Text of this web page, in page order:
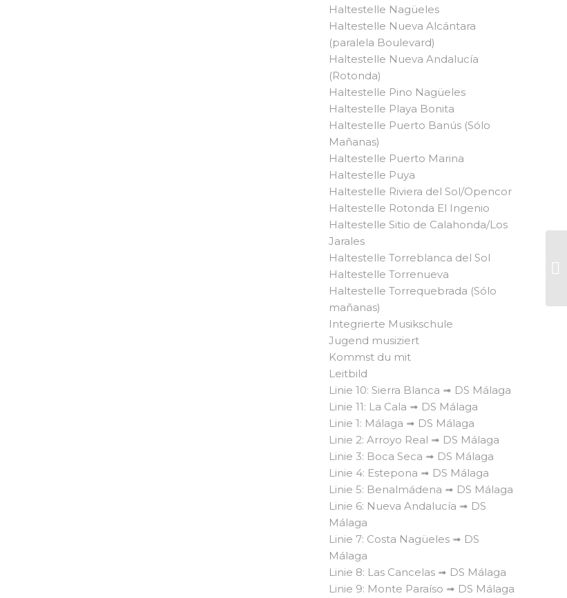
Haltestelle Nagüeles
Haltestelle Nueva Alcántara
(paralela Boulevard)
Haltestelle Nueva Andalucía
(Rotonda)
Haltestelle Pino Nagüeles
Haltestelle Playa Bonita
Haltestelle Puerto Banús (Sólo
Mañanas)
Haltestelle Puerto Marina
Haltestelle Puya
Haltestelle Riviera del Sol/Opencor
Haltestelle Rotonda El Ingenio
Haltestelle Sitio de Calahonda/Los
Jarales
Haltestelle Torreblanca del Sol
Haltestelle Torrenueva
Haltestelle Torrequebrada (Sólo
mañanas)
Integrierte Musikschule
Jugend musiziert
Kommst du mit
Leitbild
Linie 10: Sierra Blanca ➟ DS Málaga
Linie 11: La Cala ➟ DS Málaga
Linie 1: Málaga ➟ DS Málaga
Linie 2: Arroyo Real ➟ DS Málaga
Linie 3: Boca Seca ➟ DS Málaga
Linie 4: Estepona ➟ DS Málaga
Linie 5: Benalmádena ➟ DS Málaga
Linie 6: Nueva Andalucía ➟ DS
Málaga
Linie 7: Costa Nagüeles ➟ DS
Málaga
Linie 8: Las Cancelas ➟ DS Málaga
Linie 9: Monte Paraíso ➟ DS Málaga